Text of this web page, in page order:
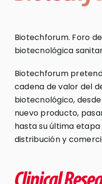
Biotechforum. Foro
biotecnológica
Biotechforum
cadena de valor del
biotecnológico,
nuevo producto,
hasta su última
distribución y